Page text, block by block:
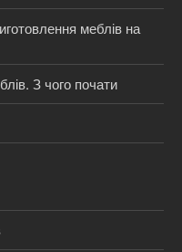
меблів на
З чого почати